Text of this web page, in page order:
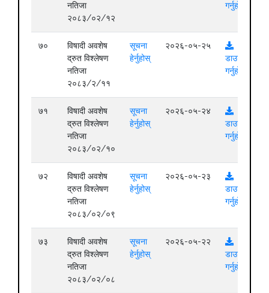
नतिजा
२०८३/०२/१२
गर्नुहोस्
७०
विषादी अवशेष
द्रुत विश्लेषण
नतिजा
२०८३/२/११
सूचना
हेर्नुहोस्
२०२६-०५-२५
डाउनलोड
गर्नुहोस्
७१
विषादी अवशेष
द्रुत विश्लेषण
नतिजा
२०८३/०२/१०
सूचना
हेर्नुहोस्
२०२६-०५-२४
डाउनलोड
गर्नुहोस्
७२
विषादी अवशेष
द्रुत विश्लेषण
नतिजा
२०८३/०२/०९
सूचना
हेर्नुहोस्
२०२६-०५-२३
डाउनलोड
गर्नुहोस्
७३
विषादी अवशेष
द्रुत विश्लेषण
नतिजा
२०८३/०२/०८
सूचना
हेर्नुहोस्
२०२६-०५-२२
डाउनलोड
गर्नुहोस्